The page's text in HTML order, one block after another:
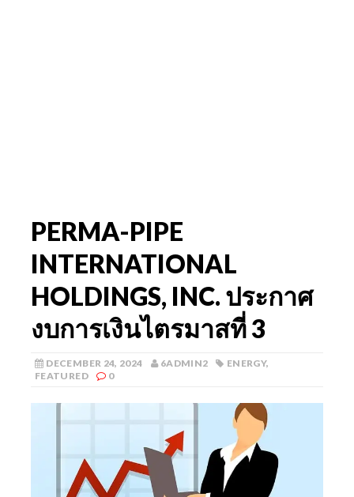
PERMA-PIPE
INTERNATIONAL
HOLDINGS, INC. ประกาศ
งบการเงินไตรมาสที่ 3
DECEMBER 24, 2024 6ADMIN2 ENERGY,
FEATURED
0